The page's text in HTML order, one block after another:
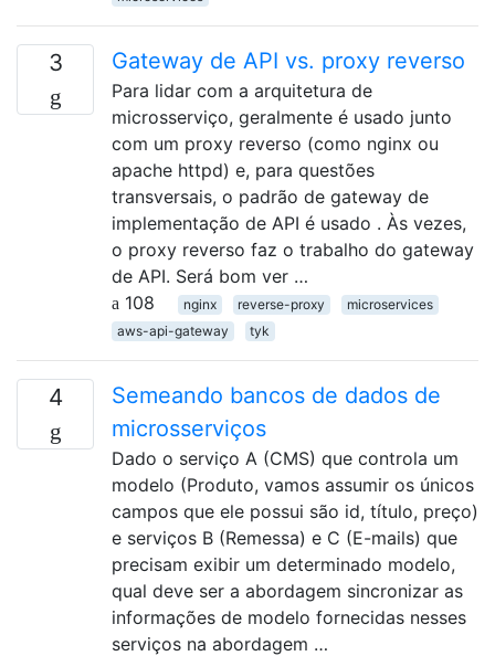
3 Gateway de API vs. proxy reverso
Para lidar com a arquitetura de
microsserviço, geralmente é usado junto
com um proxy reverso (como nginx ou
apache httpd) e, para questões
transversais, o padrão de gateway de
implementação de API é usado . Às vezes,
o proxy reverso faz o trabalho do gateway
de API. Será bom ver …
108
nginx reverse-proxy
microservices
aws-api-gateway
tyk
4
Semeando bancos de dados de
microsserviços
Dado o serviço A (CMS) que controla um
modelo (Produto, vamos assumir os únicos
campos que ele possui são id, título, preço)
e serviços B (Remessa) e C (E-mails) que
precisam exibir um determinado modelo,
qual deve ser a abordagem sincronizar as
informações de modelo fornecidas nesses
serviços na abordagem …